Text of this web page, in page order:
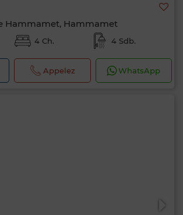
Hammamet, Hammamet
4 Ch. 4 Sdb.
Appelez WhatsApp